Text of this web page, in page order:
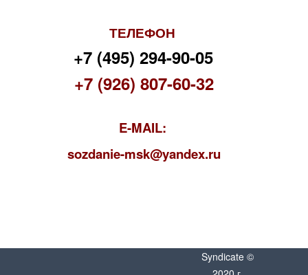
ТЕЛЕФОН
+7 (495) 294-90-05
+7 (926) 807-60-32
E-MAIL:
sozdanie-msk@yandex.ru
Syndicate ©